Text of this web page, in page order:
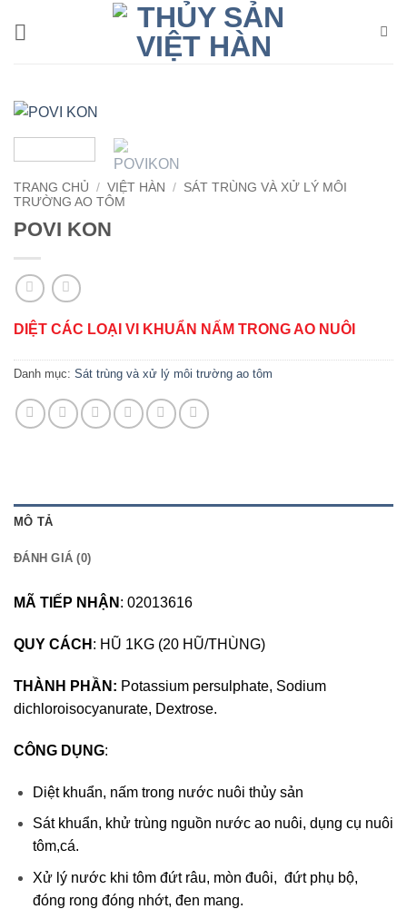
TRANG CHỦ / VIỆT HÀN / SÁT TRÙNG VÀ XỬ LÝ MÔI
TRƯỜNG AO TÔM
POVI KON
DIỆT CÁC LOẠI VI KHUẨN NẤM TRONG AO NUÔI
Danh mục: Sát trùng và xử lý môi trường ao tôm
MÔ TẢ
ĐÁNH GIÁ (0)
MÃ TIẾP NHẬN : 02013616
QUY CÁCH : HŨ 1KG (20 HŨ/THÙNG)
THÀNH PHẦN: Potassium persulphate, Sodium
dichloroisocyanurate, Dextrose.
CÔNG DỤNG:
Diệt khuẩn, nấm trong nước nuôi thủy sản
Sát khuẩn, khử trùng nguồn nước ao nuôi, dụng cụ nuôi
tôm,cá.
Xử lý nước khi tôm đứt râu, mòn đuôi, đứt phụ bộ,
đóng rong đóng nhớt, đen mang.